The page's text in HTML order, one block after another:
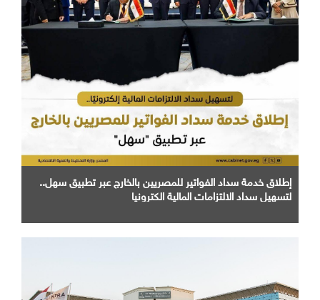
إطلاق خدمة سداد الفواتير للمصريين بالخارج عبر تطبيق سهل..
لتسهيل سداد الالتزامات المالية الكترونيا